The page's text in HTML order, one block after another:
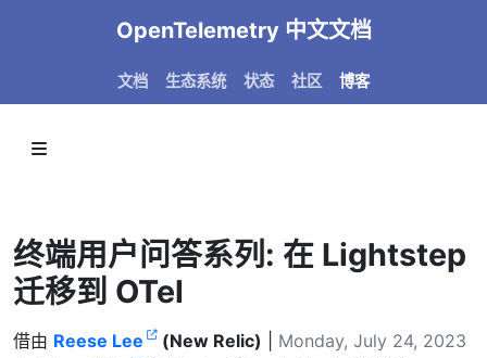
OpenTelemetry 中文文档
文档 生态系统 状态 社区 博客
终端用户问答系列: 在 Lightstep
迁移到 OTel
借由 Reese Lee (New Relic) Monday, July 24, 2023